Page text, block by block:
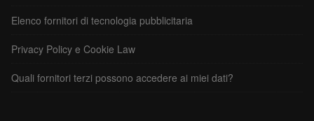
Elenco fornitori di tecnologia pubblicitaria
Privacy Policy e Cookie Law
Quali fornitori terzi possono accedere ai miei dati?